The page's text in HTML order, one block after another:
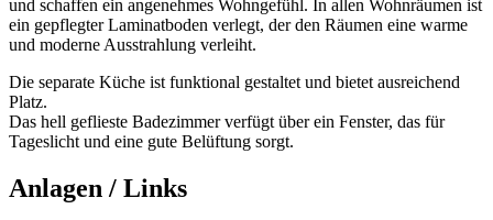
und schaffen ein angenehmes Wohngefühl. In allen Wohnräumen ist
ein gepflegter Laminatboden verlegt, der den Räumen eine warme
und moderne Ausstrahlung verleiht.
Die separate Küche ist funktional gestaltet und bietet ausreichend
Platz.
Das hell geflieste Badezimmer verfügt über ein Fenster, das für
Tageslicht und eine gute Belüftung sorgt.
Anlagen / Links